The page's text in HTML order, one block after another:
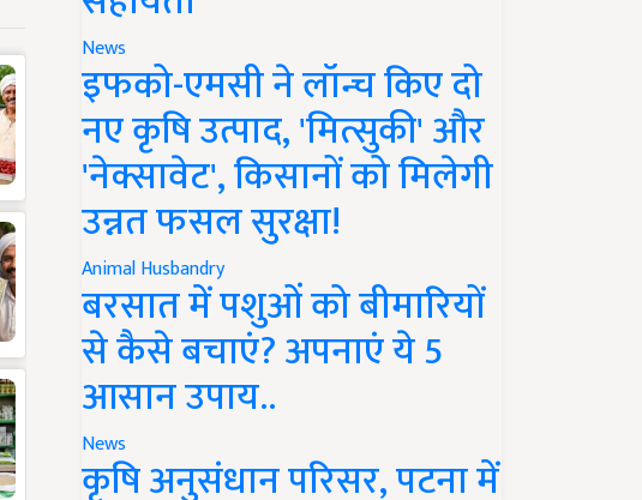
News
इफको-एमसी ने लॉन्च किए दो
नए कृषि उत्पाद, 'मित्सुकी' और
'नेक्सावेट', किसानों को मिलेगी
उन्नत फसल सुरक्षा!
Animal Husbandry
बरसात में पशुओं को बीमारियों
से कैसे बचाएं? अपनाएं ये 5
आसान उपाय..
News
कृषि अनुसंधान परिसर, पटना में